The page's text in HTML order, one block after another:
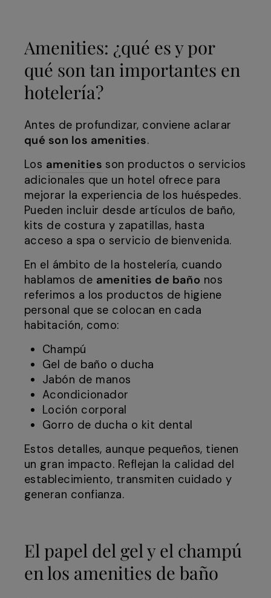
Amenities: ¿qué es y por
qué son tan importantes en
hotelería?
Antes de profundizar, conviene aclarar
qué son los amenities.
Los amenities son productos o servicios
adicionales que un hotel ofrece para
mejorar la experiencia de los huéspedes.
Pueden incluir desde artículos de baño,
kits de costura y zapatillas, hasta
acceso a spa o servicio de bienvenida.
En el ámbito de la hostelería, cuando
hablamos de amenities de baño nos
referimos a los productos de higiene
personal que se colocan en cada
habitación, como:
Champú
Gel de baño o ducha
Jabón de manos
Acondicionador
Loción corporal
Gorro de ducha o kit dental
Estos detalles, aunque pequeños, tienen
un gran impacto. Reflejan la calidad del
establecimiento, transmiten cuidado y
generan confianza.
El papel del gel y el champú
en los amenities de baño